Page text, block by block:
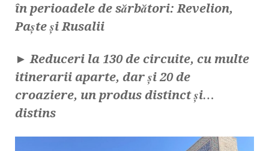
în perioadele de sărbători: Revelion,
Paște și Rusalii
► Reduceri la 130 de circuite, cu multe
itinerarii aparte, dar și 20 de
croaziere, un produs distinct și…
distins